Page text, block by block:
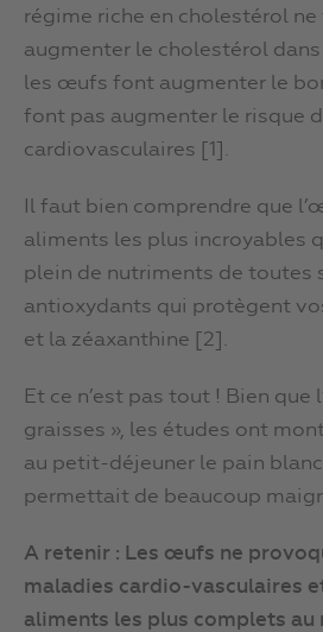
régime riche en cholestérol
augmenter le cholestérol dans
les œufs font augmenter le
font pas augmenter le risque
cardiovasculaires [1].
Il faut bien comprendre que
aliments les plus incroyables
plein de nutriments de toutes
antioxydants qui protègent
et la zéaxanthine [2].
Et ce n’est pas tout ! Bien que
graisses », les études ont
au petit-déjeuner le pain
permettait de beaucoup
A retenir : Les œufs ne
maladies cardio-vasculaires
aliments les plus complets au